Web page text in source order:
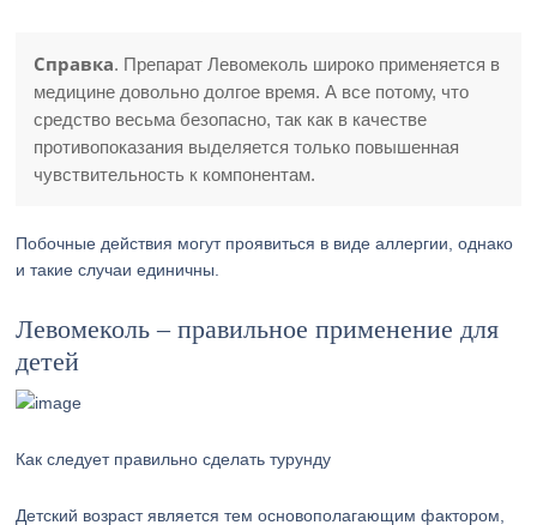
Справка. Препарат Левомеколь широко применяется в
медицине довольно долгое время. А все потому, что
средство весьма безопасно, так как в качестве
противопоказания выделяется только повышенная
чувствительность к компонентам.
Побочные действия могут проявиться в виде аллергии, однако
и такие случаи единичны.
Левомеколь – правильное применение для
детей
Как следует правильно сделать турунду
Детский возраст является тем основополагающим фактором,